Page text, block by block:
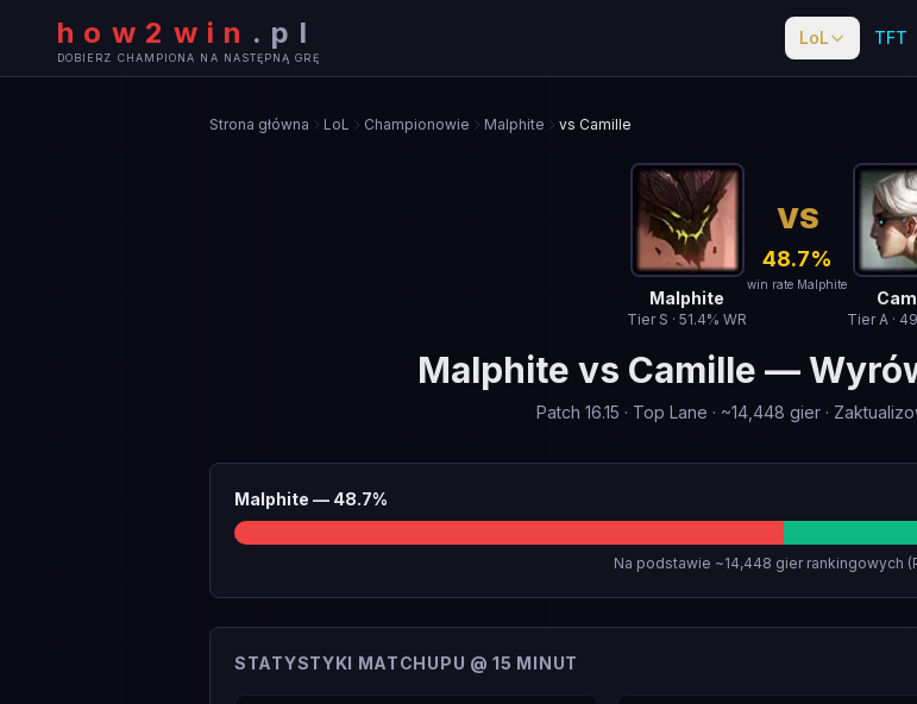
how2win . pl
DOBIERZ CHAMPIONA NA NASTĘPNĄ GRĘ
LoL TFT
Strona główna LoL Championowie Malphite vs Camille
Malphite
Tier S · 51.4% WR
VS
48.7%
win rate Malphite
TierA ·
Malphite vs Camille —
Patch 16.15 · Top Lane · ~14,448 gier ·
Malphite — 48.7%
Na podstawie ~14,448 gier rankingowych
STATYSTYKI MATCHUPU @ 15 MINUT